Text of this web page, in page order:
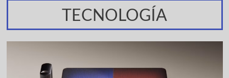
TECNOLOGÍA